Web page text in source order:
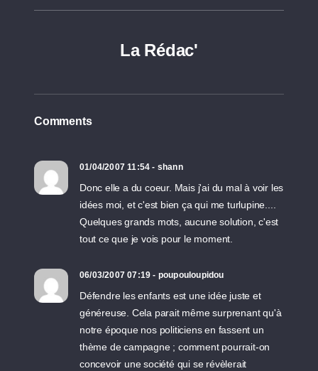
La Rédac'
Comments
01/04/2007 11:54 - shann
Donc elle a du coeur. Mais j'ai du mal à voir les
idées moi, et c'est bien ça qui me turlupine....
Quelques grands mots, aucune solution, c'est
tout ce que je vois pour le moment.
06/03/2007 07:19 - poupouloupidou
Défendre les enfants est une idée juste et
généreuse. Cela parait même surprenant qu'à
notre époque nos politiciens en fassent un
thème de campagne ; comment pourrait-on
concevoir une société qui se révèlerait